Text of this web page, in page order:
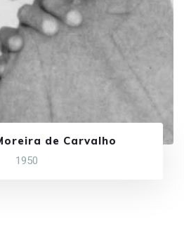
de Carvalho
1950